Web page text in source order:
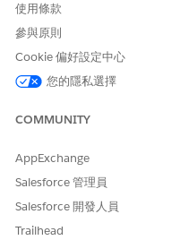
使用條款
參與原則
Cookie 偏好設定中心
您的隱私選擇
COMMUNITY
AppExchange
Salesforce 管理員
Salesforce 開發人員
Trailhead